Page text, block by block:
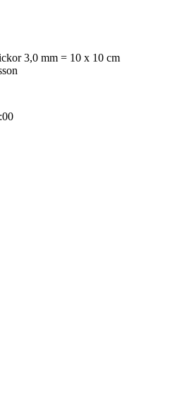
3,0 mm = 10 x 10 cm